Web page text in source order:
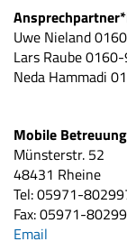
Uwe Nieland
Lars Raube
Neda Hammadi
Mobile Betreuung
Münsterstr. 52
48431 Rheine
Tel: 05971-
Fax: 05971-
Email